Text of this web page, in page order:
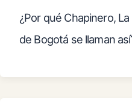
¿Por qué Chapinero,
de Bogotá se llaman